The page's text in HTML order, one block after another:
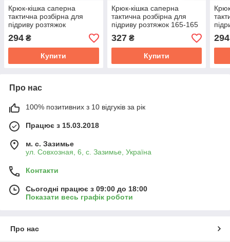
Крюк-кішка саперна
тактична розбірна для
підриву розтяжок
(трав'яна) 65*65*145
294 ₴
Купити
Крюк-кішка саперна
тактична розбірна для
підриву розтяжок 165-165
Н178
327₴
Купити
Н73
294
Про нас
100% позитивних з 10 відгуків за рік
Працює з 15.03.2018
м. с. Зазимье
ул. Совхозная, 6, с. Зазимье, Україна
Контакти
Сьогодні працює з 09:00 до 18:00
Показати весь графік роботи
Про нас